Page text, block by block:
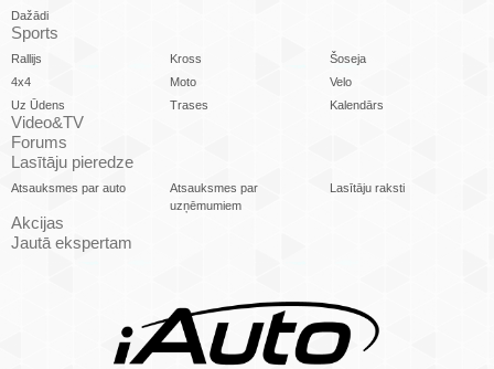
Dažādi
Sports
Rallijs Kross
Šoseja
4x4
Moto
Velo
Uz Ūdens
Trases Kalendārs
Video&TV
Forums
Lasītāju pieredze
Atsauksmes par auto
Atsauksmes par
uzņēmumiem
Lasītāju raksti
Akcijas
Jautā ekspertam